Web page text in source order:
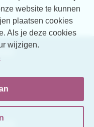
website te kunnen
plaatsen cookies
Als je deze cookies
wijzigen.